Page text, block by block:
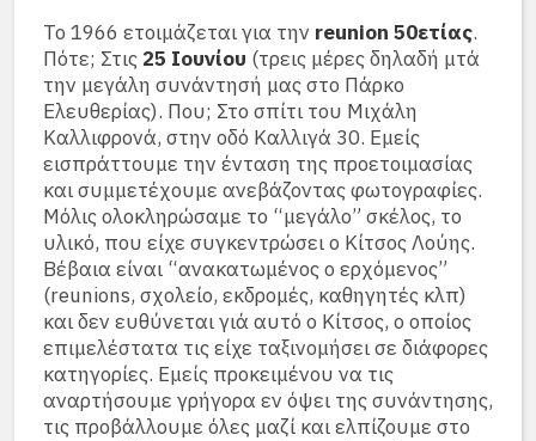
Το 1966 ετοιμάζεται για την reunion 50ετίας.
Πότε; Στις 25 Ιουνίου (τρεις μέρες δηλαδή μτά
την μεγάλη συνάντησή μας στο Πάρκο
Ελευθερίας). Που; Στο σπίτι του Μιχάλη
Καλλιφρονά, στην οδό Καλλιγά 30. Εμείς
εισπράττουμε την ένταση της προετοιμασίας
και συμμετέχουμε ανεβάζοντας φωτογραφίες.
Μόλις ολοκληρώσαμε το “μεγάλο” σκέλος, το
υλικό, που είχε συγκεντρώσει ο Κίτσος Λούης.
Βέβαια είναι “ανακατωμένος ο ερχόμενος”
(reunions, σχολείο, εκδρομές, καθηγητές κλπ)
και δεν ευθύνεται γιά αυτό ο Κίτσος, ο οποίος
επιμελέστατα τις είχε ταξινομήσει σε διάφορες
κατηγορίες. Εμείς προκειμένου να τις
αναρτήσουμε γρήγορα εν όψει της συνάντησης,
τις προβάλλουμε όλες μαζί και ελπίζουμε στο